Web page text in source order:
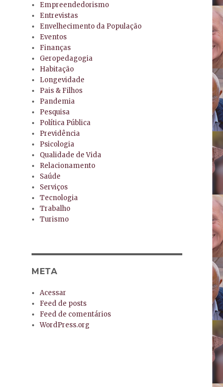
Empreendedorismo
Entrevistas
Envelhecimento da População
Eventos
Finanças
Geropedagogia
Habitação
Longevidade
Pais & Filhos
Pandemia
Pesquisa
Política Pública
Previdência
Psicologia
Qualidade de Vida
Relacionamento
Saúde
Serviços
Tecnologia
Trabalho
Turismo
META
Acessar
Feed de posts
Feed de comentários
WordPress.org